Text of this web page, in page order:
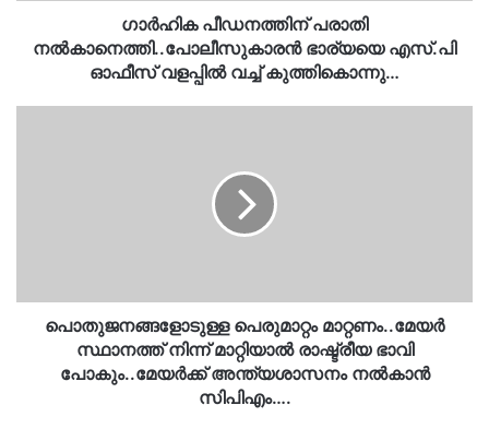
കുത്തികൊന്നു…ഗാർഹിക പീഡനത്തിന് പരാതി
നൽകാനെത്തി..പോലീസുകാരൻ ഭാര്യയെ എസ്.പി
ഓഫീസ് വളപ്പില്‍ വച്ച് കുത്തികൊന്നു…
പോകും..മേയർക്ക്
അന്ത്യശാസനം
നൽകാന്‍
സിപിഎം….
പൊതുജനങ്ങളോടുള്ള പെരുമാറ്റം മാറ്റണം..മേയര്‍
സ്ഥാനത്ത് നിന്ന് മാറ്റിയാല്‍ രാഷ്ട്രീയ ഭാവി
പോകും..മേയർക്ക് അന്ത്യശാസനം നൽകാന്‍
സിപിഎം….